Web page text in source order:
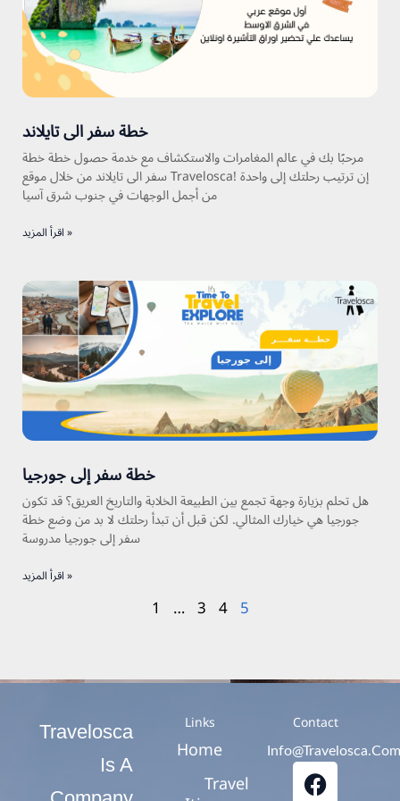
خطة سفر الى تايلاند
مرحبًا بك في عالم المغامرات والاستكشاف مع خدمة حصول خطة خطة
سفر الى تايلاند من خلال موقع Travelosca! إن ترتيب رحلتك إلى واحدة
من أجمل الوجهات في جنوب شرق آسيا
اقرأ المزيد »
خطة سفر إلى جورجيا
هل تحلم بزيارة وجهة تجمع بين الطبيعة الخلابة والتاريخ العريق؟ قد تكون
جورجيا هي خيارك المثالي. لكن قبل أن تبدأ رحلتك لا بد من وضع خطة
سفر إلى جورجيا مدروسة
اقرأ المزيد »
1 … 3 4 5
Travelosca
Is A
Links
Home
Travel
Contact
Info@travelosca.com
F
T
I